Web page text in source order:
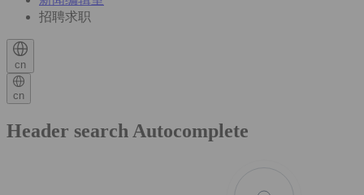
招聘求职
cn
cn
Header search Autocomplete